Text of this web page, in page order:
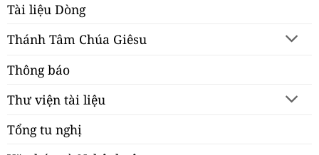
Tài liệu Dòng
Thánh Tâm Chúa Giêsu
Thông báo
Thư viện tài liệu
Tổng tu nghị